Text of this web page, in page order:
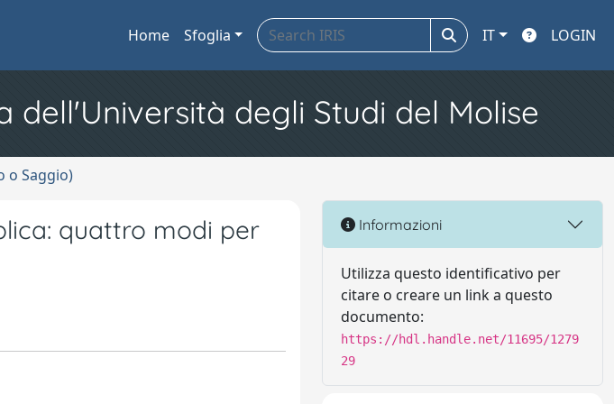
Home Sfoglia IT LOGIN
dell'Università degli Studi del Molise
o Saggio)
quattro modi per
Informazioni
Utilizza questo identificativo per
citare o creare un link a questo
documento:
https://hdl.handle.net/11695/1279
29